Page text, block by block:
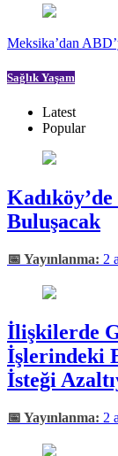
Meksika’dan
Sağlık Yaşam
Latest
Popular
Buluşacak
2
İlişkilerde
İşlerindeki
İsteği
2